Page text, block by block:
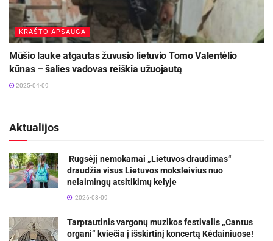
KRAŠTO APSAUGA
Mūšio lauke atgautas žuvusio lietuvio Tomo Valentėlio
kūnas – šalies vadovas reiškia užuojautą
2025-04-09
Aktualijos
Rugsėjį nemokamai „Lietuvos draudimas“
draudžia visus Lietuvos moksleivius nuo
nelaimingų atsitikimų kelyje
2026-08-09
Tarptautinis vargonų muzikos festivalis „Cantus
organi“ kviečia į išskirtinį koncertą Kėdainiuose!